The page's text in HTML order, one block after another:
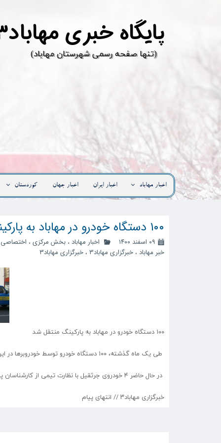
پ
​(تنها صفحه رسمی شهرستان مهاباد)
اخبار مهاباد اخبار ایران اخبار جهان کوردستان
۱۰۰ دستگاه خودرو در مهاباد به پارکینگ منتقل شد
۰۹ اسفند ۱۴۰۰ اخبار مهاباد ،بخش مرکزی ، اختصاصی
خبر مهاباد ،خبرگزاری مهاباد3 ،خبرگزاری مهاباد۳
۱۰۰ دستگاه خودرو در مهاباد به پارکینگ منتقل شد
طی یک ماه گذشته، ۱۰۰ دستگاه خودرو توسط خودروبر‌ها در این شهرستان به پارکینگ منتقل شده است.
در حال حاضر ۴ خودروی جرثقیل با نظارت تیمی از کارشناسان پلیس، نیروی انتظامی و شهرداری توقیف خودرو‌های دوبله پارک شده را برعهده دارند.
خبرگزاری مهاباد۳ // انتهای پیام